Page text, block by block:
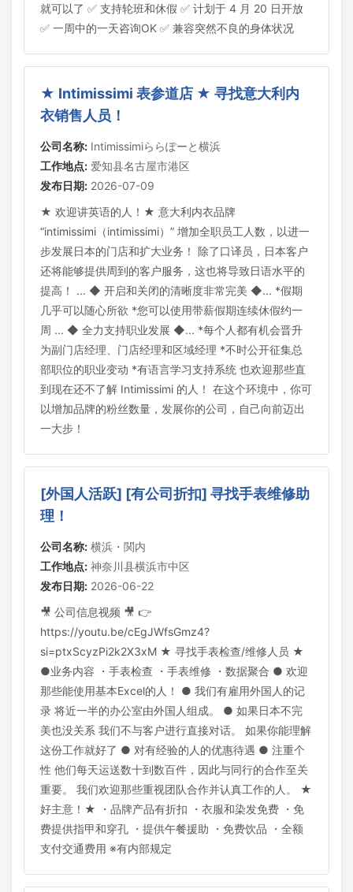
就可以了 ✅ 支持轮班和休假 ✅ 计划于 4 月 20 日开放
✅ 一周中的一天咨询OK ✅ 兼容突然不良的身体状况
★ Intimissimi 表参道店 ★ 寻找意大利内
衣销售人员！
公司名称: Intimissimiららぽーと横浜
工作地点: 爱知县名古屋市港区
发布日期: 2026-07-09
★ 欢迎讲英语的人！★ 意大利内衣品牌
“intimissimi（intimissimi）” 增加全职员工人数，以进一
步发展日本的门店和扩大业务！ 除了口译员，日本客户
还将能够提供周到的客户服务，这也将导致日语水平的
提高！ ... ◆ 开启和关闭的清晰度非常完美 ◆... *假期
几乎可以随心所欲 *您可以使用带薪假期连续休假约一
周 ... ◆ 全力支持职业发展 ◆... *每个人都有机会晋升
为副门店经理、门店经理和区域经理 *不时公开征集总
部职位的职业变动 *有语言学习支持系统 也欢迎那些直
到现在还不了解 Intimissimi 的人！ 在这个环境中，你可
以增加品牌的粉丝数量，发展你的公司，自己向前迈出
一大步！
[外国人活跃] [有公司折扣] 寻找手表维修助
理！
公司名称: 横浜・関内
工作地点: 神奈川县横浜市中区
发布日期: 2026-06-22
🎥 公司信息视频 🎥 👉
https://youtu.be/cEgJWfsGmz4?
si=ptxScyzPi2k2X3xM ★ 寻找手表检查/维修人员 ★
●业务内容 ・手表检查 ・手表维修 ・数据聚合 ● 欢迎
那些能使用基本Excel的人！ ● 我们有雇用外国人的记
录 将近一半的办公室由外国人组成。 ● 如果日本不完
美也没关系 我们不与客户进行直接对话。 如果你能理解
这份工作就好了 ● 对有经验的人的优惠待遇 ● 注重个
性 他们每天运送数十到数百件，因此与同行的合作至关
重要。 我们欢迎那些重视团队合作并认真工作的人。 ★
好主意！★ ・品牌产品有折扣 ・衣服和染发免费 ・免
费提供指甲和穿孔 ・提供午餐援助 ・免费饮品 ・全额
支付交通费用 ※有内部规定